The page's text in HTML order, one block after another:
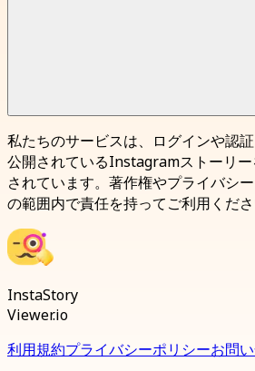
私たちのサービスは、ログインや認
公開されているInstagramストーリ
されています。著作権やプライバシ
の範囲内で責任を持ってご利用くださ
InstaStory
Viewer.io
利用規約プライバシーポリシーお問